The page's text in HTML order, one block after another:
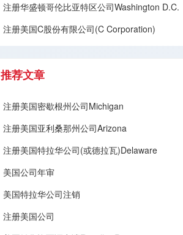
注册华盛顿哥伦比亚特区公司Washington D.C.
注册美国C股份有限公司(C Corporation)
推荐文章
注册美国密歇根州公司Michigan
注册美国亚利桑那州公司Arizona
注册美国特拉华公司(或德拉瓦)Delaware
美国公司年审
美国特拉华公司注销
注册美国公司